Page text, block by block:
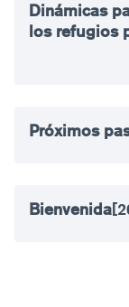
Dinámicas
los refugios
Próximos
Bienvenida